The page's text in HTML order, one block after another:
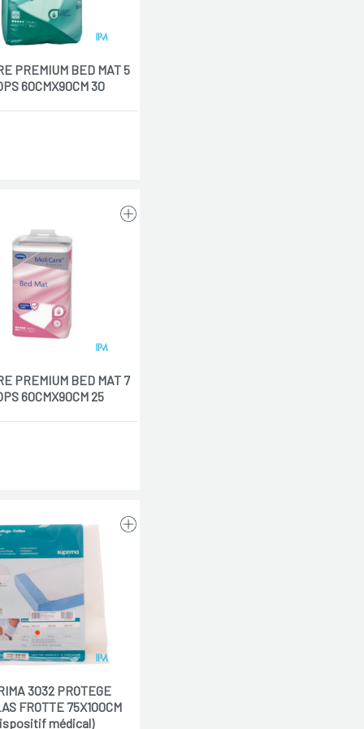
PREMIUM BED MAT 5
60CMX90CM 30
PREMIUM BED MAT 7
60CMX90CM 25
3032 PROTEGE
FROTTE 75X100CM
médical)